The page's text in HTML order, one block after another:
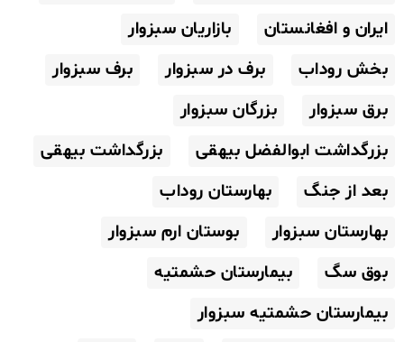
ایران و افغانستان
بازاریان سبزوار
بخش روداب
برف در سبزوار
برف سبزوار
برق سبزوار
بزرگان سبزوار
بزرگداشت ابوالفضل بیهقی
بزرگداشت بیهقی
بعد از جنگ
بهارستان روداب
بهارستان سبزوار
بوستان ارم سبزوار
بوق سگ
بیمارستان حشمتیه
بیمارستان حشمتیه سبزوار